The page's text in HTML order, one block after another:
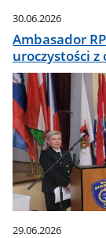
30.06.2026
Ambasador
uroczystości z
29.06.2026